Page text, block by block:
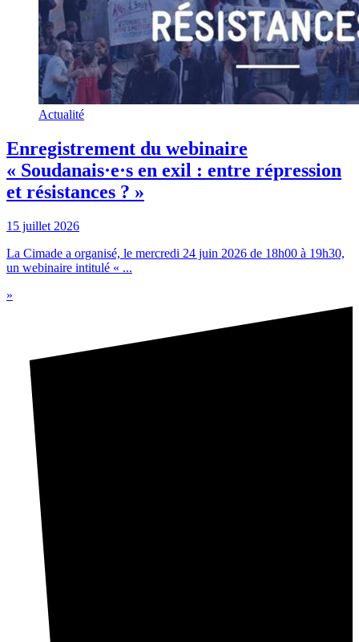
Actualité
Enregistrement du webinaire
« Soudanais·e·s en exil : entre répression
et résistances ? »
15 juillet 2026
La Cimade a organisé, le mercredi 24 juin 2026 de 18h00 à 19h30,
un webinaire intitulé « ...
»